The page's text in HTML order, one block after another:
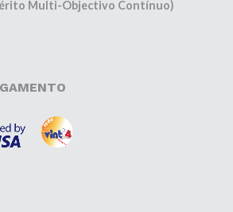
Multi-Objectivo Contínuo)